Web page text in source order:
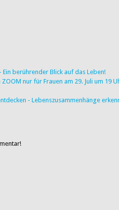
berührender Blick auf das Leben!
nur für Frauen am 29. Juli um 19
- Lebenszusammenhänge